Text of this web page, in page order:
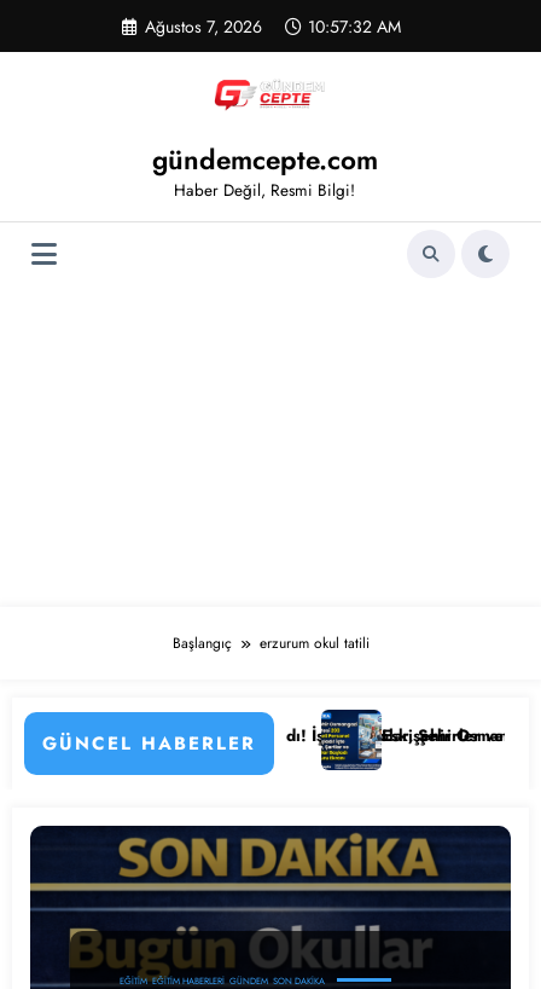
Ağustos 7, 2026 10:57:32 AM
gündemcepte.com
Haber Değil, Resmi Bilgi!
Başlangıç erzurum okul tatili
GÜNCEL HABERLER
Personel Alımı Başladı! İşte Kadrolar, Şehirler ve Başvuru
Eskişehir Osmangazi
EĞITIM EĞITIM HABERLERI GÜNDEM SON DAKIKA